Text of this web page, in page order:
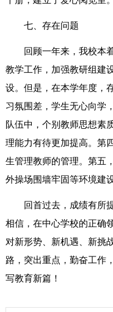
七、存在问题
回顾一年来，我校本
教学工作，加强教研组建
设。但是，在本学年度，
习氛围差，学生无心向学
队伍中，个别教师思想素
理能力有待更加提高。第
生管理教师的管理。第五
外操场围墙牢固等环境建
回首过去，成绩有所
相信，在中心学校的正确
对新形势、新机遇、新挑
路，突出重点，勤奋工作
写教育新篇！